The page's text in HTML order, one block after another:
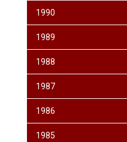
1990
1989
1988
1987
1986
1985